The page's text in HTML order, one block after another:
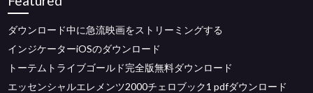
ダウンロード中に急流映画をストリーミングする
インジケーターiOSのダウンロード
トーテムトライブゴールド完全版無料ダウンロード
エッセンシャルエレメンツ2000チェロブック1 pdfダウンロード